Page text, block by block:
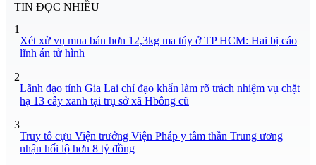
TIN ĐỌC NHIỀU
1
Xét xử vụ mua bán hơn 12,3kg ma túy ở TP HCM: Hai bị cáo
lĩnh án tử hình
2
Lãnh đạo tỉnh Gia Lai chỉ đạo khẩn làm rõ trách nhiệm vụ chặt
hạ 13 cây xanh tại trụ sở xã Hbông cũ
3
Truy tố cựu Viện trưởng Viện Pháp y tâm thần Trung ương
nhận hối lộ hơn 8 tỷ đồng